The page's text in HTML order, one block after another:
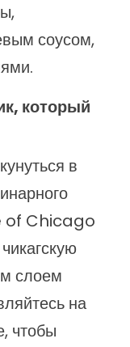
соусом,
который
в
of Chicago
слоем
на
чтобы